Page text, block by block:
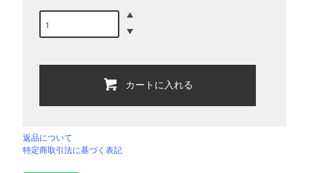
カートに入れる
返品について
特定商取引法に基づく表記